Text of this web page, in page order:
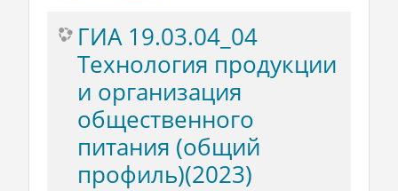
ГИА 19.03.04_04
Технология продукции
и организация
общественного
питания (общий
профиль)(2023)